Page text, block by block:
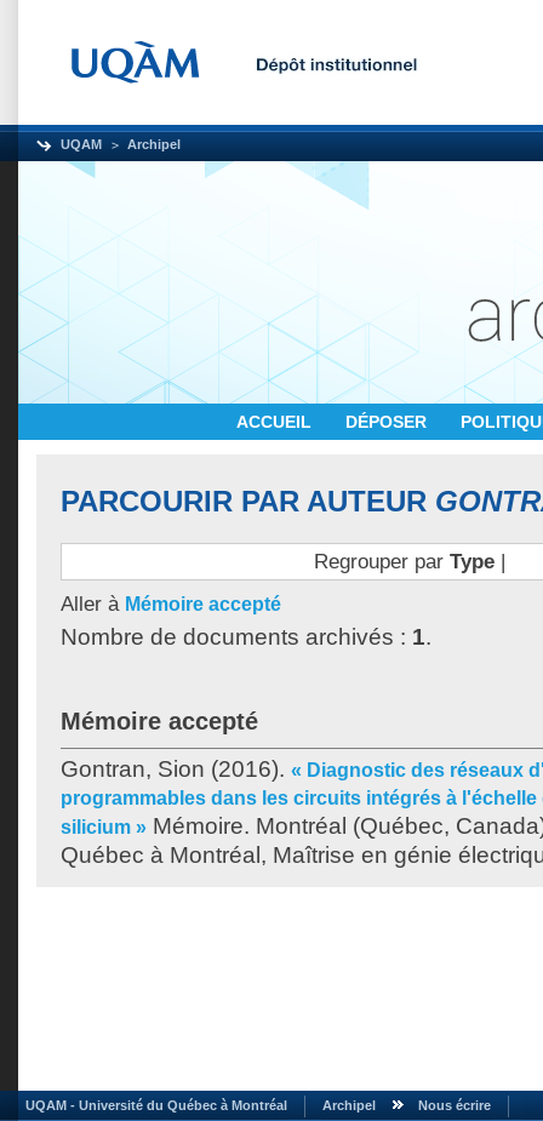
UQAM Archipel
ACCUEIL DÉPOSER
PARCOURIR PAR AUTEUR
Regrouper par Type|
Aller à Mémoire accepté
Nombre de documents archivés : 1.
Mémoire accepté
Gontran, Sion (2016). « Diagnostic des réseaux
programmables dans les circuits intégrés à l'échelle
silicium » Mémoire. Montréal (Québec,
Québec à Montréal, Maîtrise en génie
UQAM - Université du Québec à Montréal Archipel Nous écrire